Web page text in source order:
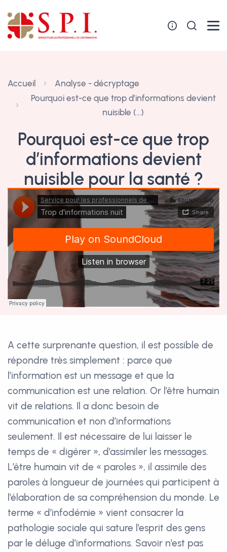
Accueil
Analyse - décryptage
Pourquoi est-ce que trop d’informations devient
nuisible (…)
Pourquoi est-ce que trop
d’informations devient
nuisible pour la santé ?
7 février 2022
A cette surprenante question, il est possible de
répondre très simplement : parce que
l’information est un message et que la
communication est une relation. Or l’être humain
vit de relations. Il a donc besoin de
communication et non d’informations
seulement. Il est nécessaire de lui laisser le
temps de « digérer », d’assimiler les messages.
L’être humain vit de « paroles », il assimile des
paroles à longueur de journées qui participent à
l’élaboration de sa compréhension du monde. Le
terme « d’infodémie » vient consacrer la
pathologie sociale qui sature l’esprit des gens
par le déluge d’informations. Savoir n’est pas